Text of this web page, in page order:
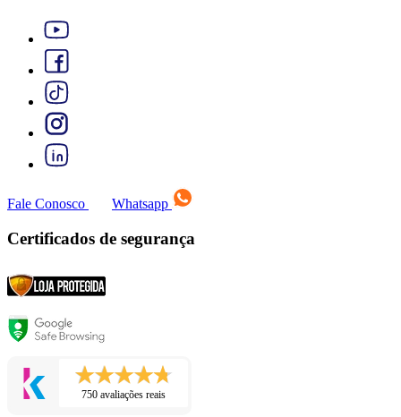
Fale Conosco Whatsapp
Certificados de segurança
750 avaliações reais